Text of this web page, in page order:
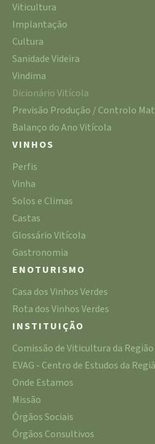
Viticultura
Implantação
Cultura
Sanidade Videira
Vindima
Dicionário Vitícola
Previsão Produção / Controlo
Balanço do Ano Vitícola
VINHOS
Perfis
Vinha
Solos e Climas
Castas
Glossário Vitícola
Gastronomia
ENOTURISMO
Casa dos Vinhos Verdes
Rota dos Vinhos Verdes
INSTITUIÇÃO
Comissão de Viticultura da
EVAG - Centro de Estudos da
Onde Estamos
Missão
Órgãos Sociais
Órgãos Consultivos